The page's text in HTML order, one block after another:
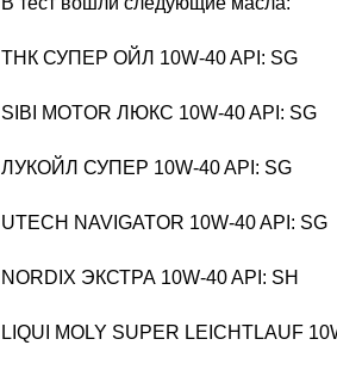
ТНК СУПЕР ОЙЛ 10W-40 API: SG
SIBI MOTOR ЛЮКС 10W-40 API: SG
ЛУКОЙЛ СУПЕР 10W-40 API: SG
UTECH NAVIGATOR 10W-40 API: SG
NORDIX ЭКСТРА 10W-40 API: SH
LIQUI MOLY SUPER LEICHTLAUF